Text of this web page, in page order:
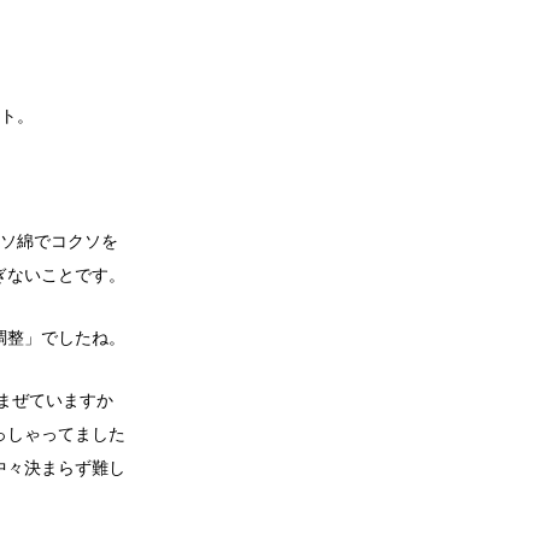
。
綿でコクソを
いことです。
」でしたね。
ぜていますか
しゃってました
々決まらず難し